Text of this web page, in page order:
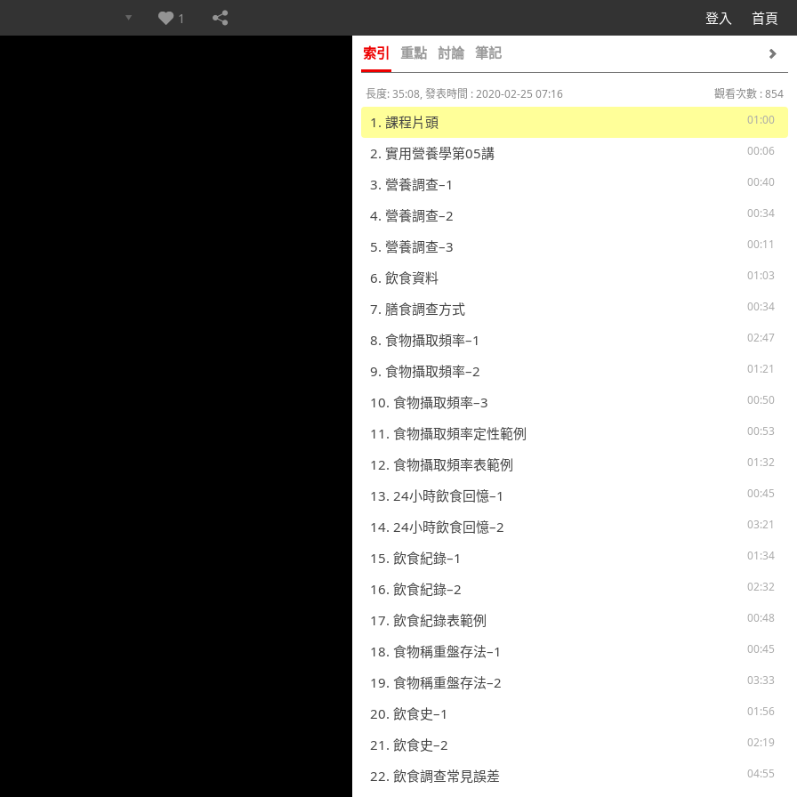
登入 首頁
1
索引 重點 討論 筆記
長度: 35:08, 發表時間 : 2020-02-25 07:16
觀看次數 : 854
01:00
1. 課程片頭
00:06
2. 實用營養學第05講
00:40
3. 營養調查–1
00:34
4. 營養調查–2
00:11
5. 營養調查–3
01:03
6. 飲食資料
00:34
7. 膳食調查方式
02:47
8. 食物攝取頻率–1
01:21
9. 食物攝取頻率–2
00:50
10. 食物攝取頻率–3
00:53
11. 食物攝取頻率定性範例
01:32
12. 食物攝取頻率表範例
00:45
13. 24小時飲食回憶–1
03:21
14. 24小時飲食回憶–2
01:34
15. 飲食紀錄–1
02:32
16. 飲食紀錄–2
00:48
17. 飲食紀錄表範例
00:45
18. 食物稱重盤存法–1
03:33
19. 食物稱重盤存法–2
01:56
20. 飲食史–1
02:19
21. 飲食史–2
04:55
22. 飲食調查常見誤差